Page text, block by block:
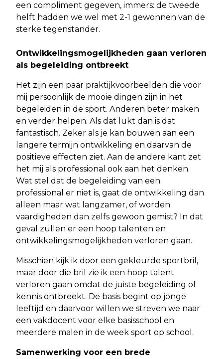
een compliment gegeven, immers: de tweede
helft hadden we wel met 2-1 gewonnen van de
sterke tegenstander.
Ontwikkelingsmogelijkheden gaan verloren
als begeleiding ontbreekt
Het zijn een paar praktijkvoorbeelden die voor
mij persoonlijk de mooie dingen zijn in het
begeleiden in de sport. Anderen beter maken
en verder helpen. Als dat lukt dan is dat
fantastisch. Zeker als je kan bouwen aan een
langere termijn ontwikkeling en daarvan de
positieve effecten ziet. Aan de andere kant zet
het mij als professional ook aan het denken.
Wat stel dat de begeleiding van een
professional er niet is, gaat de ontwikkeling dan
alleen maar wat langzamer, of worden
vaardigheden dan zelfs gewoon gemist? In dat
geval zullen er een hoop talenten en
ontwikkelingsmogelijkheden verloren gaan.
Misschien kijk ik door een gekleurde sportbril,
maar door die bril zie ik een hoop talent
verloren gaan omdat de juiste begeleiding of
kennis ontbreekt. De basis begint op jonge
leeftijd en daarvoor willen we streven we naar
een vakdocent voor elke basisschool en
meerdere malen in de week sport op school.
Samenwerking voor een brede